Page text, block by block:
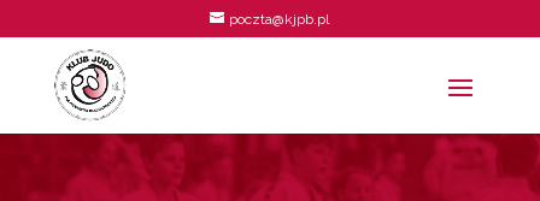
poczta@kjpb.pl